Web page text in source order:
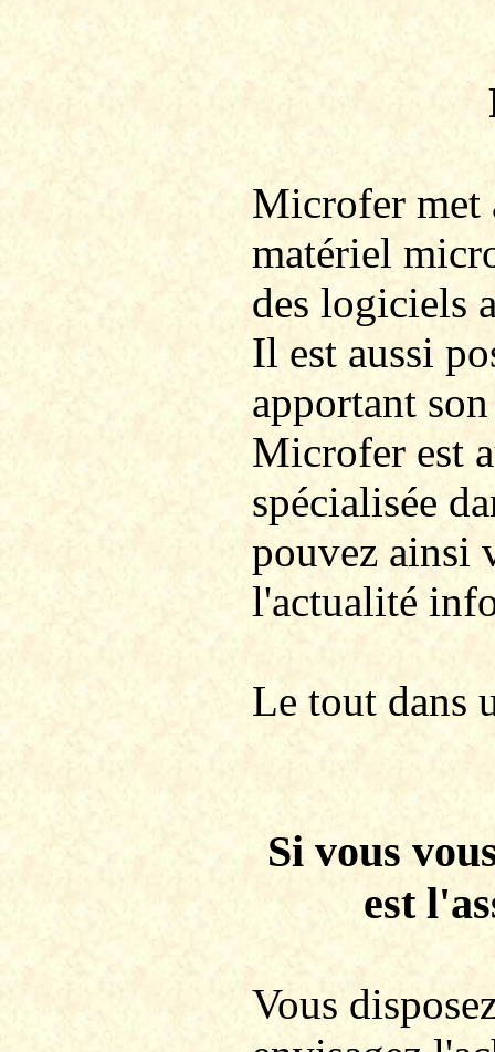
Microfer met
matériel
des logiciels
Il est aussi
apportant
Microfer est
spécialisée
pouvez ainsi
l'actualité
Le tout dans
Si vous
est
Vous